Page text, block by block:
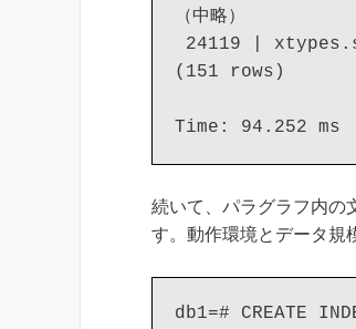
（中略）
24119 |
(151 rows)
Time: 94.252 ms
続いて、パラグラフ内の
す。動作環境とデータ規
db1=# CREATE